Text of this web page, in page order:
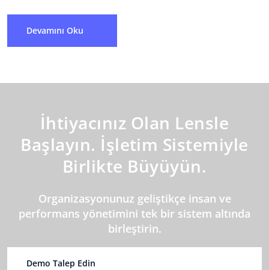
Devamını Oku
İhtiyacınız Olan Lensle
Başlayın. İşletim Sistemiyle
Birlikte Büyüyün.
Organizasyonunuz geliştikçe insan ve
performans yönetimini tek bir sistem altında
birleştirin.
Demo Talep Edin